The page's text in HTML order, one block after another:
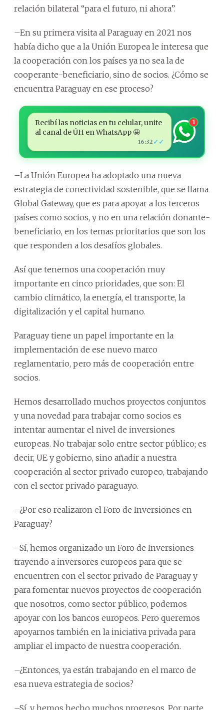
relación bilateral “para el futuro, ni ahora”.
–En su primera visita al Paraguay en 2021 nos
había dicho que a la Unión Europea le interesa que
la cooperación con los países ya no sea la de
cooperante-beneficiario, sino de socios. ¿Cómo se
encuentra Paraguay en ese proceso?
Recibí las noticias en tu celular, unite
al canal de ÚH en WhatsApp 🤩
16:32 ✓✓
1
–La Unión Europea ha adoptado una nueva
estrategia de conectividad sostenible, que se llama
Global Gateway, que es para apoyar a los terceros
países como socios, y no en una relación donante-
beneficiario, en los temas prioritarios que son los
que responden a los desafíos globales.
Así que tenemos una cooperación muy
importante en cinco prioridades, que son: El
cambio climático, la energía, el transporte, la
digitalización y el capital humano.
Paraguay tiene un papel importante en la
implementación de ese nuevo marco
reglamentario, pero más de cooperación entre
socios.
Hemos desarrollado muchos proyectos conjuntos
y una novedad para trabajar como socios es
intentar aumentar el nivel de inversiones
europeas. No trabajar solo entre sector público; es
decir, UE y gobierno, sino añadir a nuestra
cooperación al sector privado europeo, trabajando
con el sector privado paraguayo.
–¿Por eso realizaron el Foro de Inversiones en
Paraguay?
–Sí, hemos organizado un Foro de Inversiones
trayendo a inversores europeos para que se
encuentren con el sector privado de Paraguay y
para fomentar nuevos proyectos de cooperación
que nosotros, como sector público, podemos
apoyar con los bancos europeos. Pero queremos
apoyarnos también en la iniciativa privada para
ampliar el impacto de nuestra cooperación.
–¿Entonces, ya están trabajando en el marco de
esa nueva estrategia de socios?
–Sí, y hemos hecho muchos progresos. Por parte